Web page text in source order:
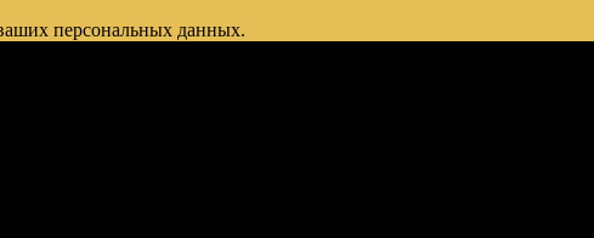
персональных данных.